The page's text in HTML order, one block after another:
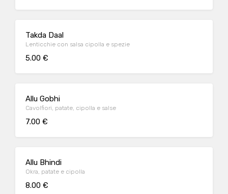
Takda Daal
Lenticchie con salsa cipolla e spezie
5.00 €
Allu Gobhi
Cavolfiori, patate, cipolla e salse
7.00 €
Allu Bhindi
Okra, patate e cipolla
8.00 €